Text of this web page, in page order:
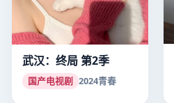
武汉：终局 第2季
国产电视剧 2024青春